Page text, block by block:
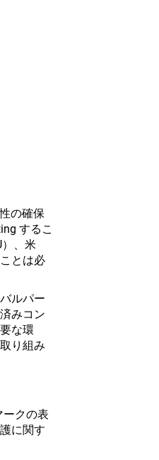
の確保
するこ
、米
とは必
ルパー
みコン
な環
り組み
ークの表
に関す